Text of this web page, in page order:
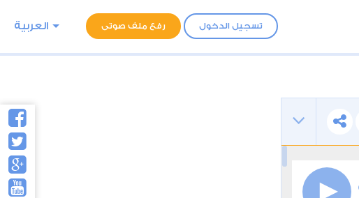
تسجيل الدخول رفع ملف صوتى العربية